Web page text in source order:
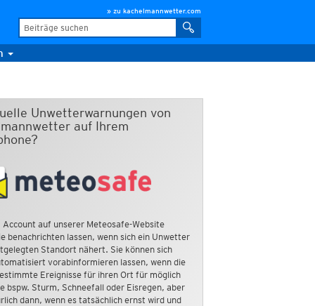
» zu kachelmannwetter.com
Unwetterwarnungen von
auf Ihrem
Account auf unserer Meteosafe-Website
benachrichten lassen, wenn sich ein Unwetter
Standort nähert. Sie können sich
vorabinformieren lassen, wenn die
Ereignisse für ihren Ort für möglich
bspw. Sturm, Schneefall oder Eisregen, aber
dann, wenn es tatsächlich ernst wird und